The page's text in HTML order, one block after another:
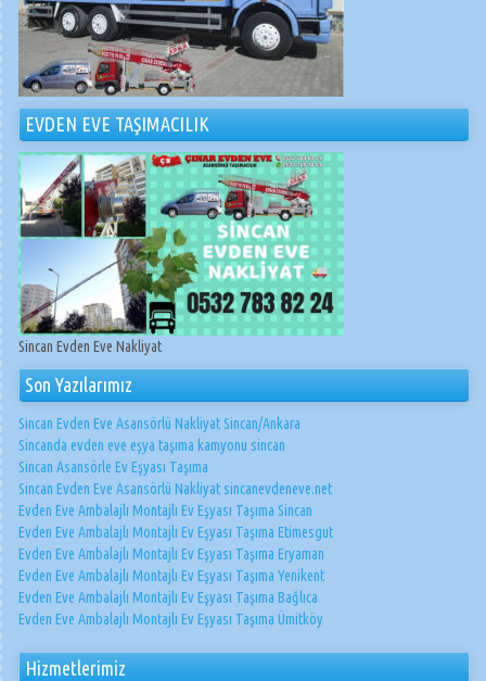
EVDEN EVE TAŞIMACILIK
Sincan Evden Eve Nakliyat
Son Yazılarımız
Sincan Evden Eve Asansörlü Nakliyat Sincan/Ankara
Sincanda evden eve eşya taşıma kamyonu sincan
Sincan Asansörle Ev Eşyası Taşıma
Sincan Evden Eve Asansörlü Nakliyat sincanevdeneve.net
Evden Eve Ambalajlı Montajlı Ev Eşyası Taşıma Sincan
Evden Eve Ambalajlı Montajlı Ev Eşyası Taşıma Etimesgut
Evden Eve Ambalajlı Montajlı Ev Eşyası Taşıma Eryaman
Evden Eve Ambalajlı Montajlı Ev Eşyası Taşıma Yenikent
Evden Eve Ambalajlı Montajlı Ev Eşyası Taşıma Bağlıca
Evden Eve Ambalajlı Montajlı Ev Eşyası Taşıma Ümitköy
Hizmetlerimiz